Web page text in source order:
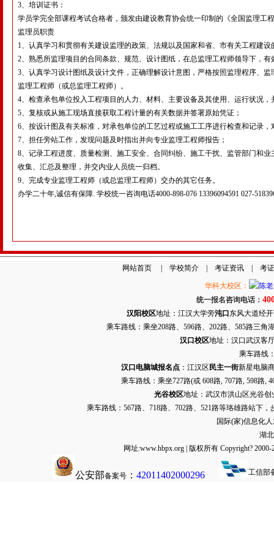
3、培训证书：
学员学完全部课程考试合格者，颁发由建设教育协会统一印制的《全国监理工
监理员职责
1、认真学习和贯彻有关建设监理的政策、法规以及国家和省、市有关工程建
2、熟悉所监理项目的合同条款、规范、设计图纸，在总监理工程师领导下，
3、认真学习设计图纸及设计文件，正确理解设计意图，严格按照监理程序、
监理工程师（或总监理工程师）。
4、检查承包单位投入工程项目的人力、材料、主要设备及其使用、运行状况
5、复核或从施工现场直接获取工程计量的有关数据并签署原始凭证；
6、按设计图及有关标准，对承包单位的工艺过程或施工工序进行检查和记录
7、担任旁站工作，发现问题及时指出并向专业监理工程师报告；
8、记录工程进度、质量检测、施工安全、合同纠纷、施工干扰、监管部门和
收集、汇总及整理，并交内业人员统一归档。
9、完成专业监理工程师（或总监理工程师）交办的其它任务。
办学二十年,诚信有保障. 学校统一咨询电话4000-898-076 13396094591 027-
网站首页| 学校简介| 考证资讯| 考
华科大校区：
统一报名咨询电话：
汉阳校区地址：江汉大学旁沌口 东风大道经
乘车路线：乘坐208路、596路、202路、585路三
汉口校区地址：汉口武汉客
乘车路线
汉口电脑城报名点：江汉区 民主一街新星电脑
乘车路线：乘坐727路(或 608路, 707路, 598路,
光谷校区地址：武汉市洪山区光谷创
乘车路线：567路、718路、702路、521路等珞雄路站下
国际(家)信息化
湖
网址:www.hbpx.org | 版权所有 Copyright?
公安部备案号 ： 42011402000296 工信部